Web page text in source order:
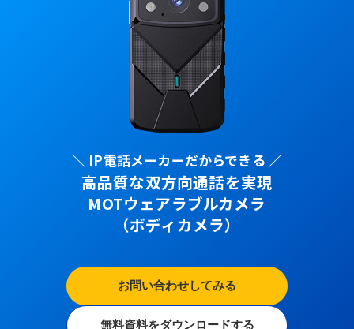
＼ IP電話メーカーだからできる ／
高品質な双方向通話を実現
MOTウェアラブルカメラ
（ボディカメラ）
お問い合わせしてみる
無料資料をダウンロードする